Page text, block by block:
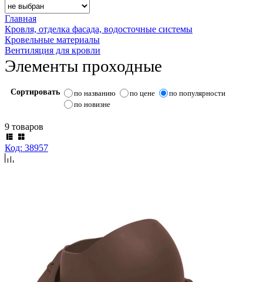
Главная
Кровля, отделка фасада, водосточные системы
Кровельные материалы
Вентиляция для кровли
Элементы проходные
Сортировать по названию по цене
по популярности
по новизне
9 товаров
Код: 38957